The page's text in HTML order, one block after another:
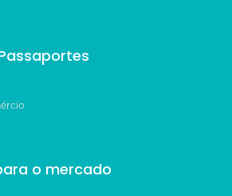
o mercado